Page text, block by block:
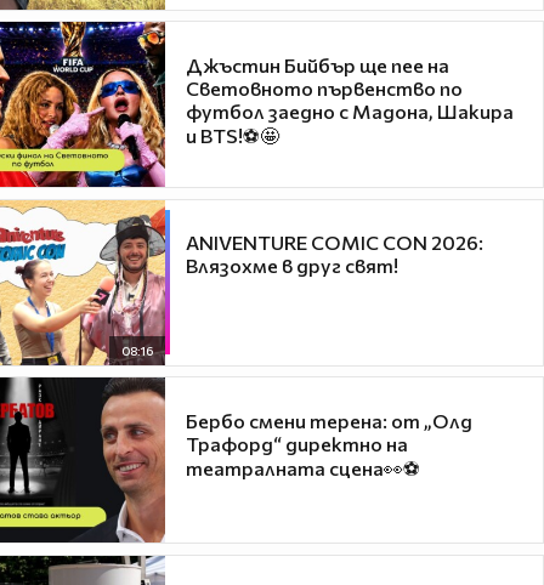
Джъстин Бийбър ще пее на
Световното първенство по
футбол заедно с Мадона, Шакира
и BTS!⚽🤩
08:16
ANIVENTURE COMIC CON 2026:
Влязохме в друг свят!
Бербо смени терена: от „Олд
Трафорд“ директно на
театралната сцена👀⚽